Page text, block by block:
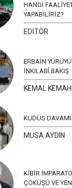
HANGİ
YAPABİLİRİZ?
EDİTÖR
ERBAİN
İNKILABÎ BAKIŞ
KEMAL
KUDÜS
MUSA AYDIN
KİBİR
ÇÖKÜŞÜ VE